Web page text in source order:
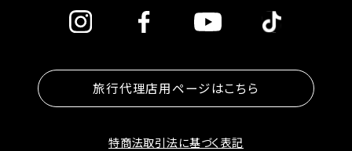
旅行代理店用ページはこちら
特商法取引法に基づく表記